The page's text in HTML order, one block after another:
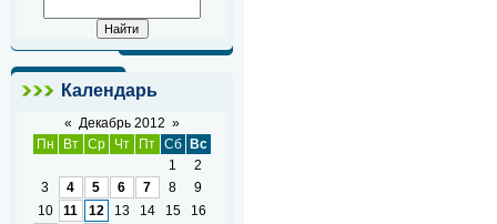
Календарь
« Декабрь 2012 »
Пн
Вт Ср Чт Пт Сб Вс
1
2
3
4 5 6 7 8
9
10
11 12 13 14 15
16